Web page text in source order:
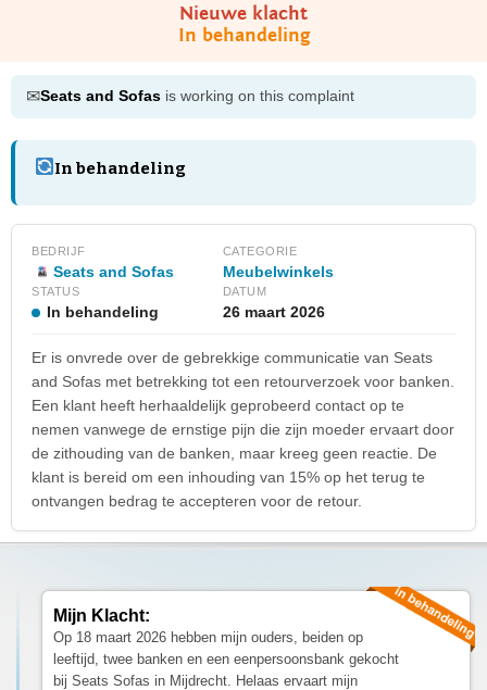
Nieuwe klacht
In behandeling
✉Seats and Sofas is working on this complaint
In behandeling
BEDRIJF
Seats and Sofas
CATEGORIE
Meubelwinkels
STATUS
In behandeling
DATUM
26 maart 2026
Er is onvrede over de gebrekkige communicatie van Seats
and Sofas met betrekking tot een retourverzoek voor banken.
Een klant heeft herhaaldelijk geprobeerd contact op te
nemen vanwege de ernstige pijn die zijn moeder ervaart door
de zithouding van de banken, maar kreeg geen reactie. De
klant is bereid om een inhouding van 15% op het terug te
ontvangen bedrag te accepteren voor de retour.
Mijn Klacht:
Op 18 maart 2026 hebben mijn ouders, beiden op
leeftijd, twee banken en een eenpersoonsbank gekocht
bij Seats Sofas in Mijdrecht. Helaas ervaart mijn